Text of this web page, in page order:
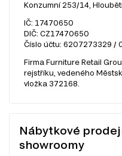
Konzumní 253/14,
IČ: 17470650
DIČ: CZ17470650
Číslo účtu: 6207273329 /
Firma Furniture Retail
rejstříku, vedeného
vložka 372168.
Nábytkové
showroomy